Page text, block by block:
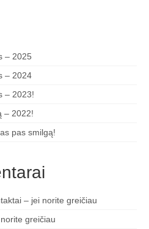
– 2025
– 2024
– 2023!
– 2022!
pas smilgą!
– jei norite greičiau
greičiau